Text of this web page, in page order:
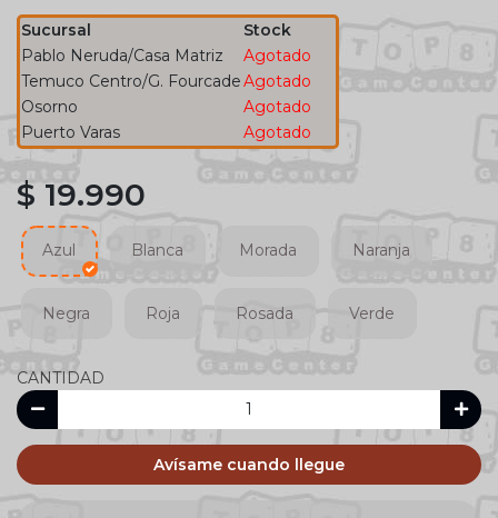
Sucursal
Stock
Pablo Neruda/Casa Matriz
Agotado
Temuco Centro/G. FourcadeAgotado
Osorno
Agotado
Puerto Varas
Agotado
$ 19.990
Azul Blanca Morada Naranja
Negra Roja Rosada Verde
CANTIDAD
Avísame cuando llegue